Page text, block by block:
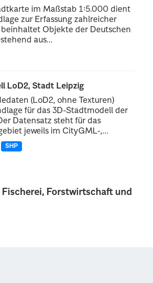
Forstwirtschaft und
im Maßstab 1:5.000 dient
zur Erfassung zahlreicher
beinhaltet Objekte der Deutschen
aus...
LoD2, Stadt Leipzig
(LoD2, ohne Texturen)
für das 3D-Stadtmodell der
Datensatz steht für das
jeweils im CityGML-,...
SHP